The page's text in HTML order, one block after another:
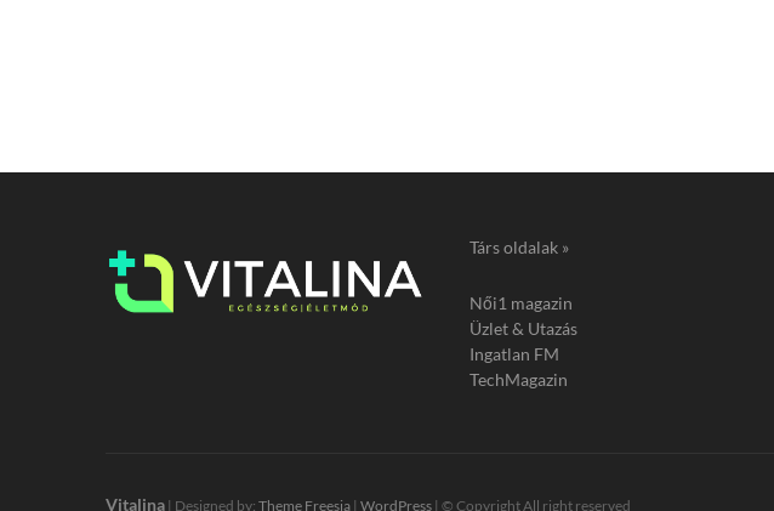
Társ oldalak »
Női1 magazin
Üzlet & Utazás
Ingatlan FM
TechMagazin
Vitalina | Designed by: Theme Freesia | WordPress | © Copyright All right reserved